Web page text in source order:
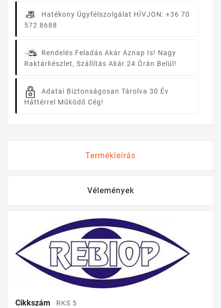
Hatékony Ügyfélszolgálat HÍVJON: +36 70
572 8688
Rendelés Feladás Akár Aznap Is! Nagy
Raktárkészlet, Szállítás Akár 24 Órán Belül!
Adatai Biztonságosan Tárolva 30 Év
Háttérrel Működő Cég!
Termékleírás
Vélemények
Cikkszám RKS 5